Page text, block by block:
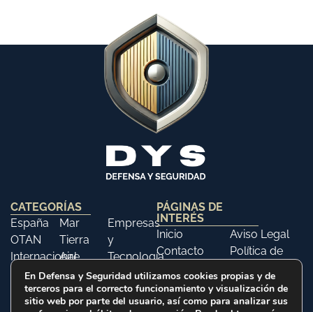
CATEGORÍAS
España
OTAN
Internacional
Opinión
Mar
Tierra
Aire
Libros
Empresas
y
Tecnología
Ferias y
Eventos
Historia
PÁGINAS DE
INTERÉS
Inicio
Contacto
Aviso Legal
Política de
Política de
Cookies
En Defensa y Seguridad utilizamos cookies propias y de
terceros para el correcto funcionamiento y visualización de
sitio web por parte del usuario, así como para analizar sus